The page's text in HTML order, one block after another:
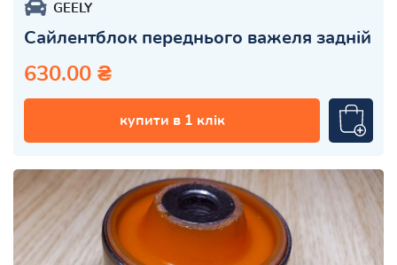
GEELY
Сайлентблок переднього важеля задній
630.00 ₴
купити в 1 клік